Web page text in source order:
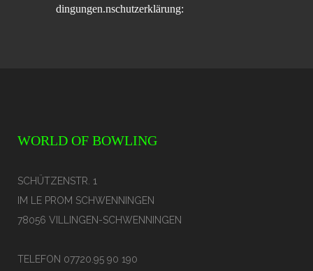
din­gun­gen.nschutz­er­klä­rung:
WORLD OF BOWLING
SCHÜTZENSTR. 1
IM LE PROM SCHWENNINGEN
78056 VILLINGEN-SCHWENNINGEN
TELEFON 07720.95 90 190